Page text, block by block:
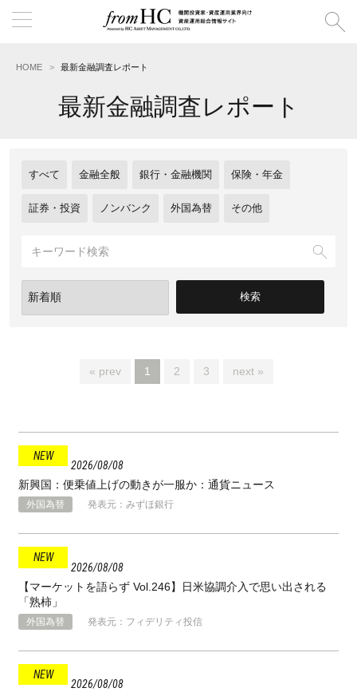
HOME 最新金融調査レポート
最新金融調査レポート
すべて 金融全般 銀行・金融機関 保険・年金
証券・投資 ノンバンク 外国為替 その他
« prev 1 2 3 next »
2026 08 08
新興国：便乗値上げの動きが一服か：通貨ニュース
外国為替 発表元：みずほ銀行
2026 08 08
【マーケットを語らず Vol.246】日米協調介入で思い出される
「熟柿」
外国為替 発表元：フィデリティ投信
2026 08 08